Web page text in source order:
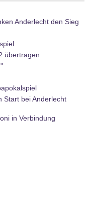
Anderlecht den Sieg
übertragen
Start bei Anderlecht
in Verbindung